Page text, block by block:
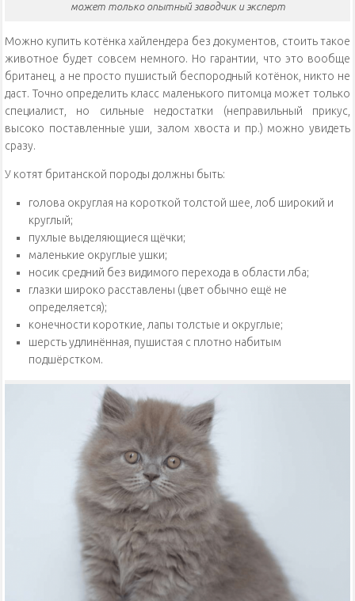
может только опытный заводчик и эксперт
Можно купить котёнка хайлендера без документов, стоить такое
животное будет совсем немного. Но гарантии, что это вообще
британец, а не просто пушистый беспородный котёнок, никто не
даст. Точно определить класс маленького питомца может только
специалист, но сильные недостатки (неправильный прикус,
высоко поставленные уши, залом хвоста и пр.) можно увидеть
сразу.
У котят британской породы должны быть:
голова округлая на короткой толстой шее, лоб широкий и
круглый;
пухлые выделяющиеся щёчки;
маленькие округлые ушки;
носик средний без видимого перехода в области лба;
глазки широко расставлены (цвет обычно ещё не
определяется);
конечности короткие, лапы толстые и округлые;
шерсть удлинённая, пушистая с плотно набитым
подшёрстком.